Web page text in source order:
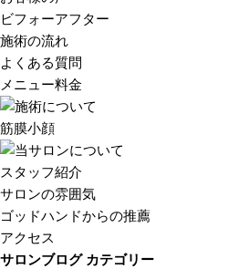
ビフォーアフター
施術の流れ
よくある質問
メニュー料金
筋膜小顔
スタッフ紹介
サロンの雰囲気
ゴッドハンドからの推薦
アクセス
サロンブログ カテゴリー